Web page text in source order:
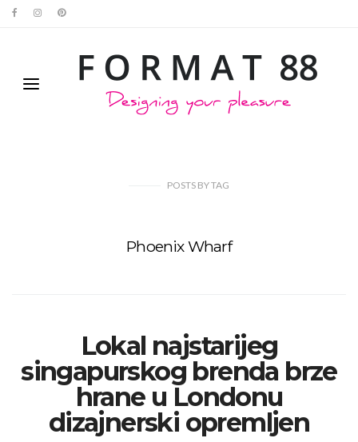
POSTS BYTAG
Phoenix Wharf
Lokal najstarijeg
singapurskog brenda brze
hrane u Londonu
dizajnerski opremljen